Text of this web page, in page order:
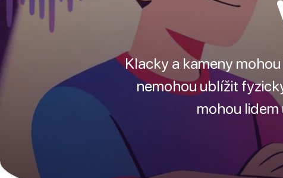
Klacky a kameny
nemohou ublížit
mohou